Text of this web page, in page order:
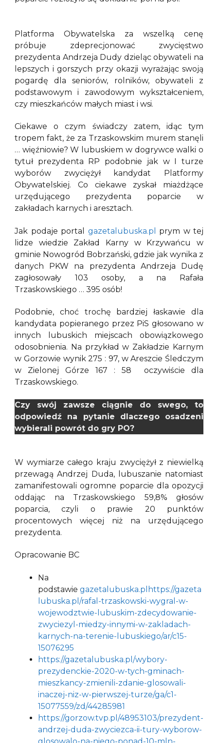
Platforma Obywatelska za wszelką cenę
próbuje zdeprecjonować zwycięstwo
prezydenta Andrzeja Dudy dzieląc obywateli na
lepszych i gorszych przy okazji wyrażając swoją
pogardę dla seniorów, rolników, obywateli z
podstawowym i zawodowym wykształceniem,
czy mieszkańców małych miast i wsi.
Ciekawe o czym świadczy zatem, idąc tym
tropem fakt, że za Trzaskowskim murem stanęli
… więźniowie? W lubuskiem w dogrywce walki o
tytuł prezydenta RP podobnie jak w I turze
wyborów zwyciężył kandydat Platformy
Obywatelskiej. Co ciekawe zyskał miażdżące
urzędującego prezydenta poparcie w
zakładach karnych i aresztach.
Jak podaje portal gazetalubuska.pl
prym w tej
lidze wiedzie Zakład Karny w Krzywańcu w
gminie Nowogród Bobrzański, gdzie jak wynika z
danych PKW na prezydenta Andrzeja Dudę
zagłosowały 103 osoby, a na Rafała
Trzaskowskiego … 395 osób!
Podobnie, choć trochę bardziej łaskawie dla
kandydata popieranego przez PiS głosowano w
innych lubuskich miejscach obowiązkowego
odosobnienia. Na przykład w Zakładzie Karnym
w Gorzowie wynik 275 : 97, w Areszcie Śledczym
w Zielonej Górze 167 : 58 oczywiście dla
Trzaskowskiego.
Czy swój zawsze ciągnie do swego, to
odpowiedź na pytanie dlaczego osadzeni
wybierali powrót do gry PO?
W wymiarze całego kraju zwyciężył z niewielką
przewagą Andrzej Duda, lubuszanie natomiast
zamanifestowali ogromne poparcie dla opozycji
oddając na Trzaskowskiego 59,8% głosów
poparcia, czyli o prawie 20 punktów
procentowych więcej niż na urzędującego
prezydenta.
Opracowanie BC
Na
podstawie gazetalubuska.pl https://gazeta
lubuska.pl/rafal-trzaskowski-wygral-w-
wojewodztwie-lubuskim-zdecydowanie-
zwyciezyl-miedzy-innymi-w-zakladach-
karnych-na-terenie-lubuskiego/ar/c15-
15076295
https://gazetalubuska.pl/wybory-
prezydenckie-2020-w-tych-gminach-
mieszkancy-zmienili-zdanie-glosowali-
inaczej-niz-w-pierwszej-turze/ga/c1-
15077559/zd/44285981
https://gorzow.tvp.pl/48953103/prezydent-
andrzej-duda-zwyciezca-ii-tury-wyborow-